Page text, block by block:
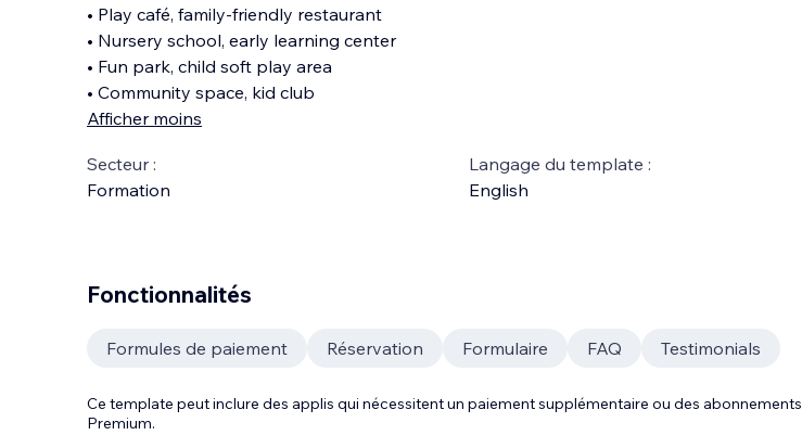
• Play café, family-friendly restaurant
• Nursery school, early learning center
• Fun park, child soft play area
• Community space, kid club
Afficher moins
Secteur :
Formation
Langage du template :
English
Fonctionnalités
Formules de paiement Réservation Formulaire FAQ Testimonials
Ce template peut inclure des applis qui nécessitent un paiement supplémentaire ou des abonnements
Premium.